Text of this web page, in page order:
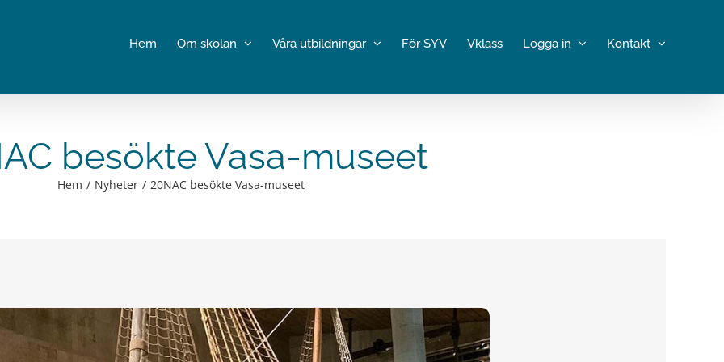
Hem Om skolan Våra utbildningar För SYV Vklass Logga in Kontakt
besökte Vasa-museet
Hem Nyheter 20NAC besökte Vasa-museet